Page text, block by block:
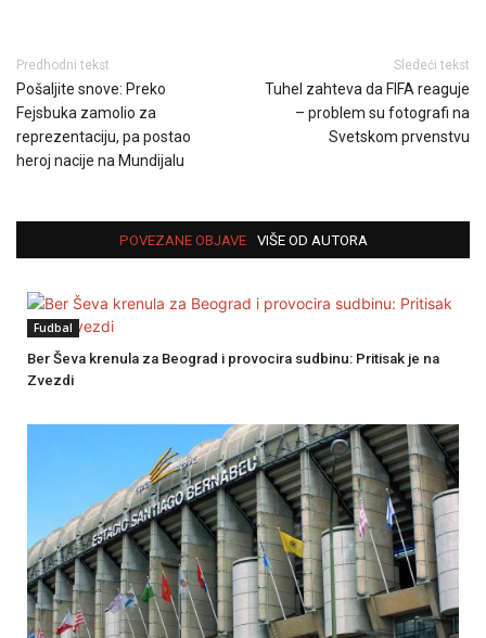
Predhodni tekst
Pošaljite snove: Preko
Fejsbuka zamolio za
reprezentaciju, pa postao
heroj nacije na Mundijalu
Sledeći tekst
Tuhel zahteva da FIFA reaguje
– problem su fotografi na
Svetskom prvenstvu
POVEZANE OBJAVE VIŠE OD AUTORA
Fudbal
Ber Ševa krenula za Beograd i provocira sudbinu: Pritisak je na
Zvezdi